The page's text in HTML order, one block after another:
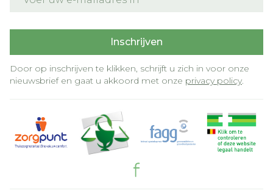
Inschrijven
Door op inschrijven te klikken, schrijft u zich in voor onze
nieuwsbrief en gaat u akkoord met onze privacy policy.